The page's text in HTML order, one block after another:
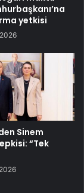
yetkisi
Sinem
“Tek